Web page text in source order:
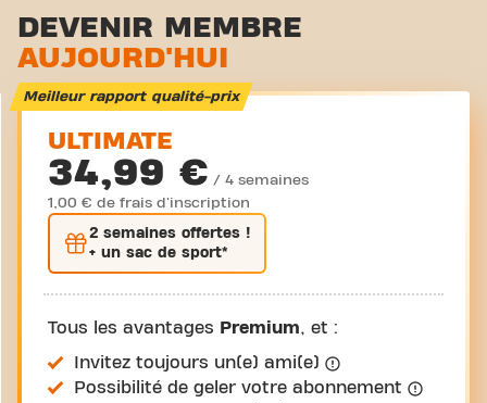
DEVENIR MEMBRE
AUJOURD'HUI
Meilleur rapport qualité-prix
ULTIMATE
34,99 € / 4 semaines
1,00 € de frais d'inscription
2 semaines offertes !
+ un sac de sport*
Tous les avantages Premium, et :
Invitez toujours un(e) ami(e)
Possibilité de geler votre abonnement